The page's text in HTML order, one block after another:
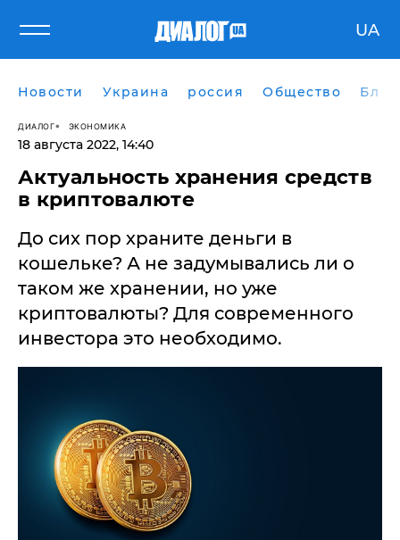
UA
Новости Украина россия Общество
ДИАЛОГ ЭКОНОМИКА
18 августа 2022, 14:40
Актуальность хранения средств
в криптовалюте
До сих пор храните деньги в
кошельке? А не задумывались ли о
таком же хранении, но уже
криптовалюты? Для современного
инвестора это необходимо.